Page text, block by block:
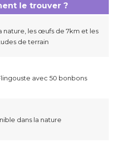
le trouver ?
nature, les œufs de 7km et les
de terrain
avec 50 bonbons
dans la nature